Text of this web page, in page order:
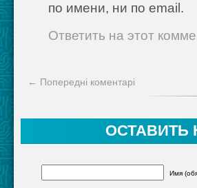
по имени, ни по email.
Ответить на этот
← Попередні коментарі
ОСТАВИТЬ
Имя